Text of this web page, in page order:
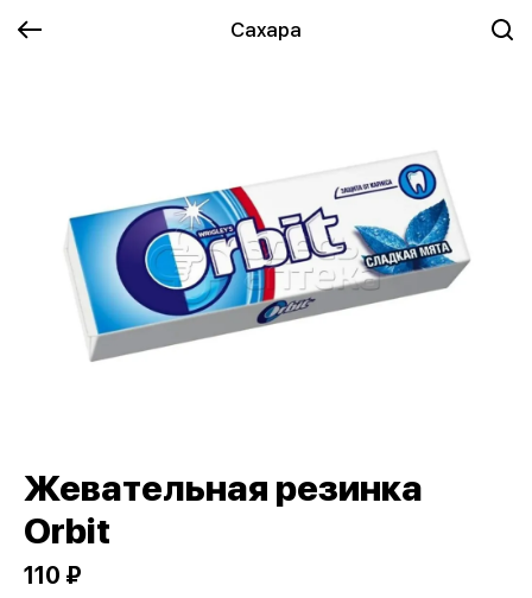
Сахара
Жевательная резинка
Orbit
110 ₽